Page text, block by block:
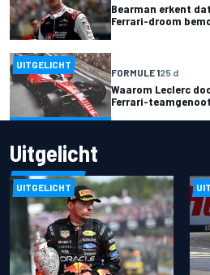
Bearman erkent
Ferrari-droom
UITGELICHT
FORMULE 125 d
Waarom Leclerc
Ferrari-
Uitgelicht
UITGELICHT